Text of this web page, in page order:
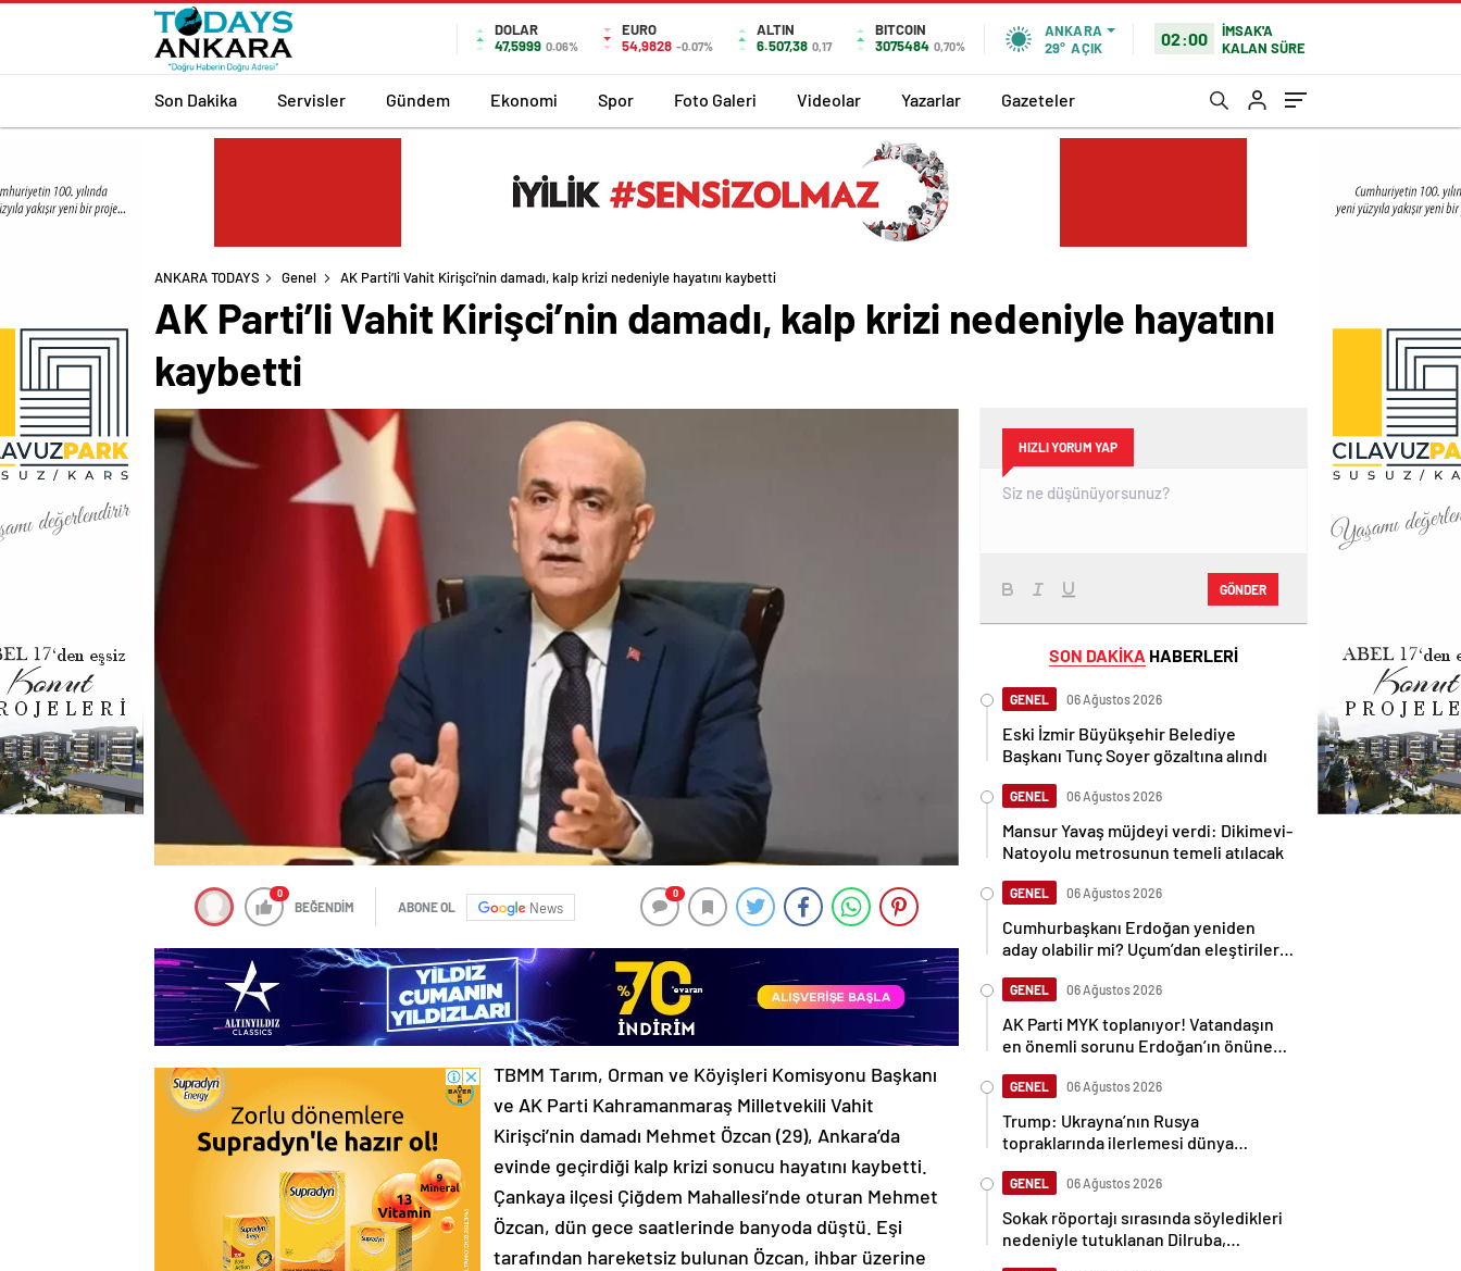
DOLAR
47,5999 0.06%
EURO
54,9828 -0.07%
ALTIN
6.507,38 0,17
BITCOIN
3075484 0,70%
ANKARA
29° AÇIK 02:00
İMSAK'A
KALAN SÜRE
Son Dakika Servisler Gündem Ekonomi Spor Foto Galeri Videolar Yazarlar Gazeteler
ANKARA TODAYS Genel AK Parti’li Vahit Kirişci’nin damadı, kalp krizi nedeniyle hayatını kaybetti
AK Parti’li Vahit Kirişci’nin damadı, kalp krizi nedeniyle hayatını
kaybetti
0
BEĞENDİM ABONE OL News
0
TBMM Tarım, Orman ve Köyişleri Komisyonu Başkanı
ve AK Parti Kahramanmaraş Milletvekili Vahit
Kirişci’nin damadı Mehmet Özcan (29), Ankara’da
evinde geçirdiği kalp krizi sonucu hayatını kaybetti.
Çankaya ilçesi Çiğdem Mahallesi’nde oturan Mehmet
Özcan, dün gece saatlerinde banyoda düştü. Eşi
tarafından hareketsiz bulunan Özcan, ihbar üzerine
HIZLI YORUM YAP
GÖNDER
SON DAKİKA HABERLERİ
GENEL 06 Ağustos 2026
Eski İzmir Büyükşehir Belediye
Başkanı Tunç Soyer gözaltına alındı
GENEL 06 Ağustos 2026
Mansur Yavaş müjdeyi verdi: Dikimevi-
Natoyolu metrosunun temeli atılacak
GENEL 06 Ağustos 2026
Cumhurbaşkanı Erdoğan yeniden
aday olabilir mi? Uçum’dan eleştirilere
GENEL 06 Ağustos 2026
AK Parti MYK toplanıyor! Vatandaşın
en önemli sorunu Erdoğan’ın önüne
GENEL 06 Ağustos 2026
Trump: Ukrayna’nın Rusya
topraklarında ilerlemesi dünya
GENEL 06 Ağustos 2026
Sokak röportajı sırasında söyledikleri
nedeniyle tutuklanan Dilruba,